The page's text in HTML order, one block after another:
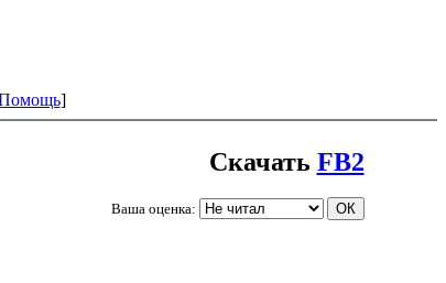
]
Скачать FB2
Ваша оценка: